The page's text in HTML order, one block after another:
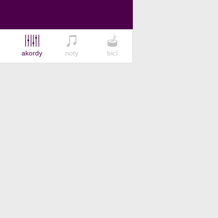
akordy noty bicí